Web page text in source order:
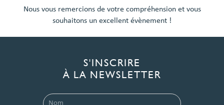
Nous vous remercions de votre compréhension et vous
souhaitons un excellent évènement !
S'INSCRIRE
À LA NEWSLETTER